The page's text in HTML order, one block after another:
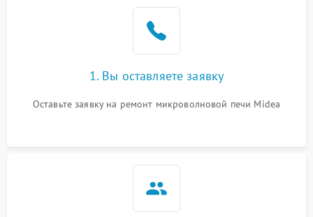
2200 ₽
Не работают сенсорные
1000 ₽
1. Вы оставляете заявку
Оставьте заявку на ремонт микроволновой печи Midea